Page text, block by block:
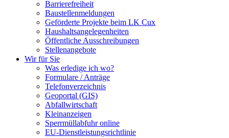
Barrierefreiheit
Baustellenmeldungen
Geförderte Projekte beim LK Cux
Haushaltsangelegenheiten
Öffentliche Ausschreibungen
Stellenangebote
Wir für Sie
Was erledige ich wo?
Formulare / Anträge
Telefonverzeichnis
Geoportal (GIS)
Abfallwirtschaft
Kleinanzeigen
Sperrmüllabfuhr online
EU-Dienstleistungsrichtlinie